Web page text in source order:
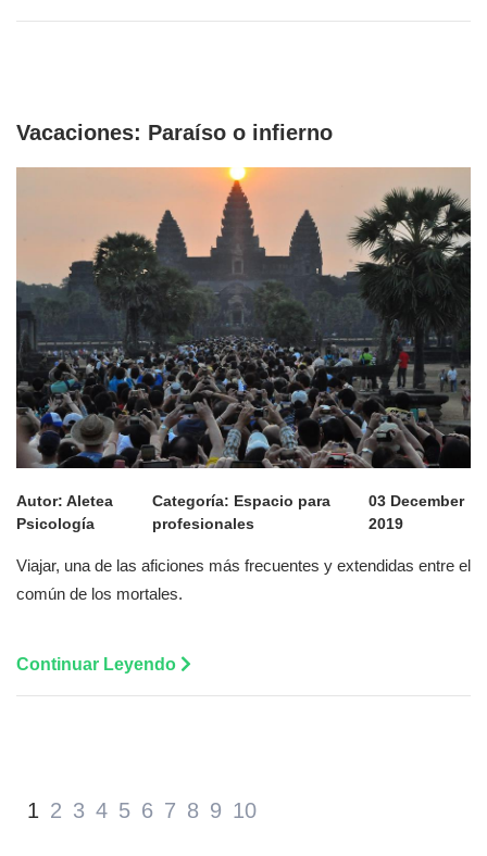
Vacaciones: Paraíso o infierno
Autor: Aletea
Psicología
Categoría: Espacio para
profesionales
03 December
2019
Viajar, una de las aficiones más frecuentes y extendidas entre el
común de los mortales.
Continuar Leyendo
1 2 3 4 5 6 7 8 9 10